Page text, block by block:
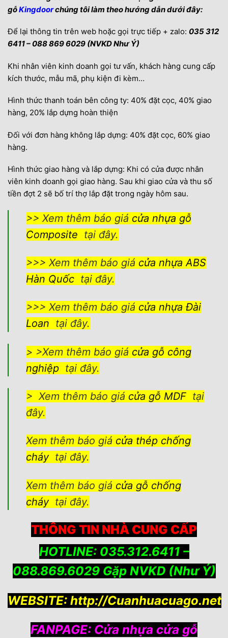
gỗKingdoorchúng tôi làm theo hướng dẫn dưới đây:
Để lại thông tin trên web hoặc gọi trực tiếp + zalo: 035 312
6411 – 088 869 6029 (NVKD Như Ý)
Khi nhân viên kinh doanh gọi tư vấn, khách hàng cung cấp
kích thước, mẫu mã, phụ kiện đi kèm…
Hình thức thanh toán bên công ty: 40% đặt cọc, 40% giao
hàng, 20% lắp dựng hoàn thiện
Đối với đơn hàng không lắp dựng: 40% đặt cọc, 60% giao
hàng.
Hình thức giao hàng và lắp dựng: Khi có cửa được nhân
viên kinh doanh gọi giao hàng. Sau khi giao cửa và thu số
tiền đợt 2 sẽ bố trí thợ lắp đặt trong ngày hôm sau.
>> Xem thêm báo giá cửa nhựa gỗ
Composite tại đây.
>>> Xem thêm báo giá cửa nhựa ABS
Hàn Quốc tại đây.
>>> Xem thêm báo giá cửa nhựa Đài
Loan tại đây.
> >Xem thêm báo giá cửa gỗ công
nghiệptại đây.
> Xem thêm báo giá cửa gỗ MDFtại
đây.
Xem thêm báo giá cửa thép chống
cháytại đây.
Xem thêm báo giá cửa gỗ chống
cháytại đây.
THÔNG TIN NHÀ CUNG CẤP
HOTLINE: 035.312.6411 –
088.869.6029 Gặp NVKD (Như Ý)
WEBSITE: http://Cuanhuacuago.net
FANPAGE: Cửa nhựa cửa gỗ